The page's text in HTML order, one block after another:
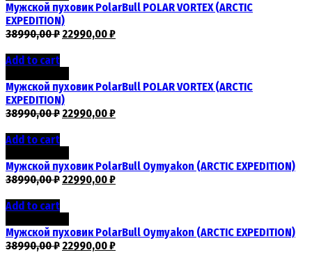
Мужской пуховик PolarBull POLAR VORTEX (ARCTIC
EXPEDITION)
38990,00₽22990,00₽
Add to cart
Мужской пуховик PolarBull POLAR VORTEX (ARCTIC
EXPEDITION)
38990,00₽22990,00₽
Add to cart
Мужской пуховик PolarBull Oymyakon (ARCTIC EXPEDITION)
38990,00₽22990,00₽
Add to cart
Мужской пуховик PolarBull Oymyakon (ARCTIC EXPEDITION)
38990,00₽22990,00₽